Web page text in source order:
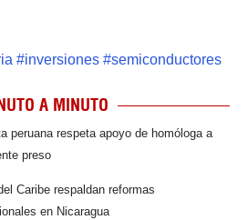
#inversiones #semiconductores
A MINUTO
peruana respeta apoyo de homóloga a
preso
Caribe respaldan reformas
en Nicaragua